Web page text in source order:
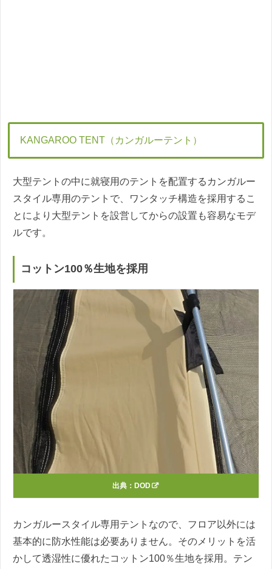
KANGAROO TENT（カンガルーテント）
大型テントの中に就寝用のテントを配置するカンガルー
スタイル専用のテントで、ワンタッチ構造を採用するこ
とにより大型テントを設営してからの設置も容易なモデ
ルです。
コットン100％生地を採用
出典： DOD
カンガルースタイル専用テントなので、フロア以外には
基本的に防水性能は必要ありません。そのメリットを活
かして透湿性に優れたコットン100％生地を採用。テン